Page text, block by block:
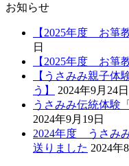
お知らせ
【2025年度 お箏
日
【2025年度 お箏
【うさみみ親子
う】
2024年9月24日
うさみみ伝統体験
2024年9月19日
2024年度 うさみ
送りました 2024年